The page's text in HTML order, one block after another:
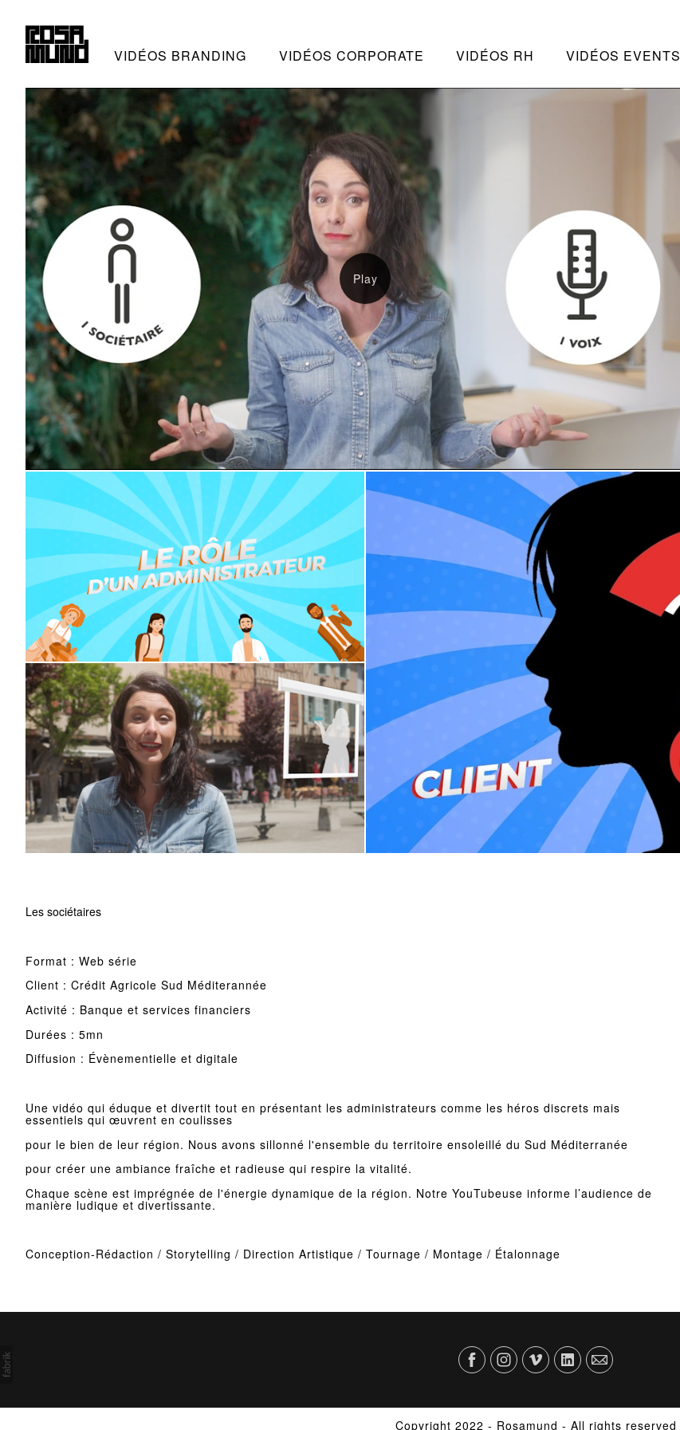
VIDÉOS BRANDING VIDÉOS CORPORATE VIDÉOS RH VIDÉOS EVENTS
Les sociétaires
Format : Web série
Client : Crédit Agricole Sud Méditerannée
Activité : Banque et services financiers
Durées : 5mn
Diffusion : Évènementielle et digitale
Une vidéo qui éduque et divertit tout en présentant les administrateurs comme les héros discrets mais
essentiels qui œuvrent en coulisses
pour le bien de leur région. Nous avons sillonné l'ensemble du territoire ensoleillé du Sud Méditerranée
pour créer une ambiance fraîche et radieuse qui respire la vitalité.
Chaque scène est imprégnée de l'énergie dynamique de la région. Notre YouTubeuse informe l’audience de
manière ludique et divertissante.
Conception-Rédaction / Storytelling / Direction Artistique / Tournage / Montage / Étalonnage
Copyright 2022 - Rosamund - All rights reserved